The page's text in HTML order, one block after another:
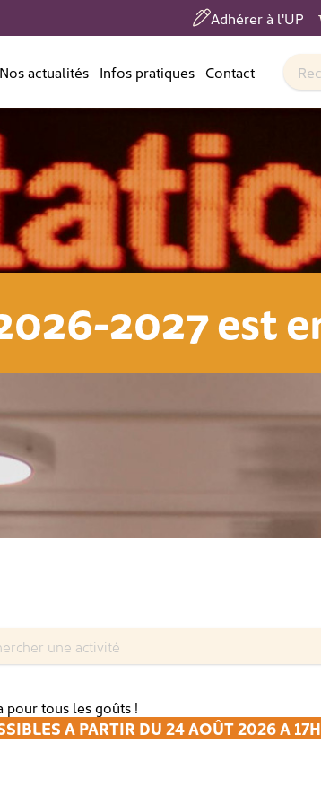
Adhérer à l'UP
Nos actualités Infos pratiques Contact
pour tous les goûts !
A PARTIR DU 24 AOÛT 2026 A